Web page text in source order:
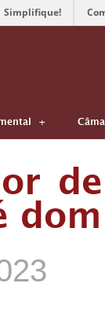
Simplifique!